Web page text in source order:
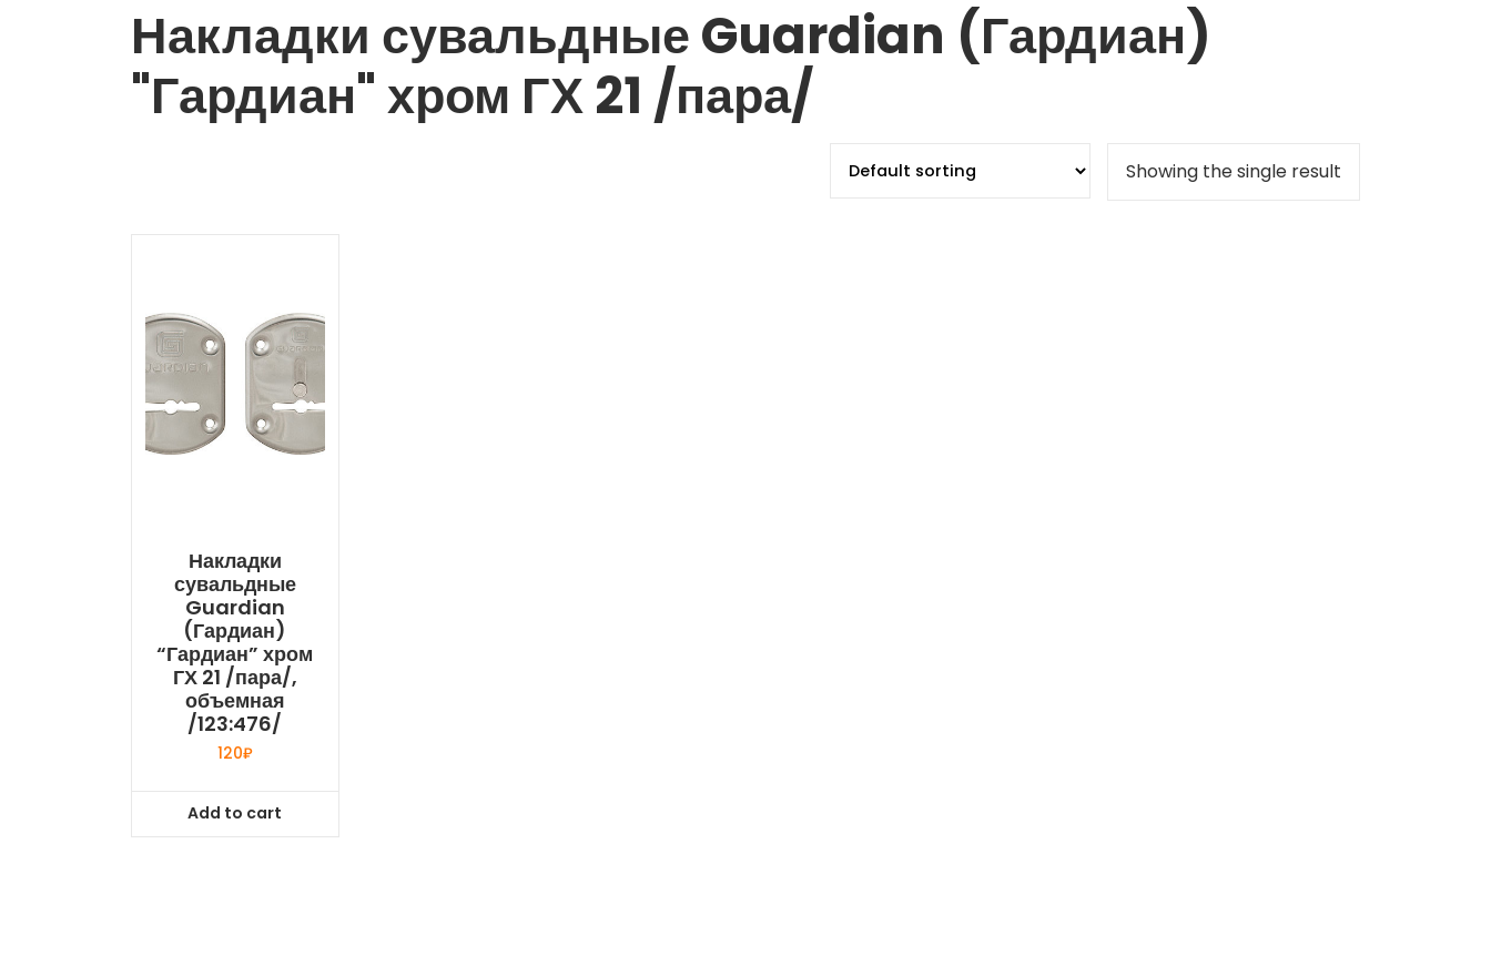
Накладки сувальдные Guardian (Гардиан)
"Гардиан" хром ГХ 21 /пара/
Showing the single result
Накладки
сувальдные
Guardian
(Гардиан)
“Гардиан” хром
ГХ 21 /пара/,
объемная
/123:476/
120₽
Add to cart